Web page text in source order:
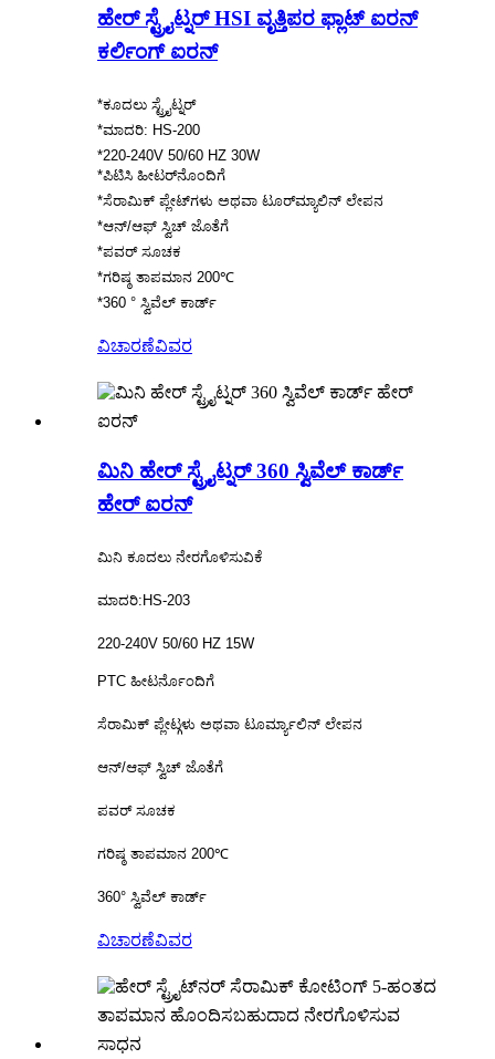
ಹೇರ್ ಸ್ಟ್ರೈಟ್ನರ್ HSI ವೃತ್ತಿಪರ ಫ್ಲಾಟ್ ಐರನ್
ಕರ್ಲಿಂಗ್ ಐರನ್
*ಕೂದಲು ಸ್ಟ್ರೈಟ್ನರ್
*ಮಾದರಿ: HS-200
*220-240V 50/60 HZ 30W
*ಪಿಟಿಸಿ ಹೀಟರ್‌ನೊಂದಿಗೆ
*ಸೆರಾಮಿಕ್ ಪ್ಲೇಟ್‌ಗಳು ಅಥವಾ ಟೂರ್‌ಮ್ಯಾಲಿನ್ ಲೇಪನ
*ಆನ್/ಆಫ್ ಸ್ವಿಚ್ ಜೊತೆಗೆ
*ಪವರ್ ಸೂಚಕ
*ಗರಿಷ್ಠ ತಾಪಮಾನ 200℃
*360 ° ಸ್ವಿವೆಲ್ ಕಾರ್ಡ್
ವಿಚಾರಣೆವಿವರ
ಮಿನಿ ಹೇರ್ ಸ್ಟ್ರೈಟ್ನರ್ 360 ಸ್ವಿವೆಲ್ ಕಾರ್ಡ್
ಹೇರ್ ಐರನ್
ಮಿನಿ ಕೂದಲು ನೇರಗೊಳಿಸುವಿಕೆ
ಮಾದರಿ:HS-203
220-240V 50/60 HZ 15W
PTC ಹೀಟರ್ನೊಂದಿಗೆ
ಸೆರಾಮಿಕ್ ಪ್ಲೇಟ್ಗಳು ಅಥವಾ ಟೂರ್ಮ್ಯಾಲಿನ್ ಲೇಪನ
ಆನ್/ಆಫ್ ಸ್ವಿಚ್ ಜೊತೆಗೆ
ಪವರ್ ಸೂಚಕ
ಗರಿಷ್ಠ ತಾಪಮಾನ 200℃
360° ಸ್ವಿವೆಲ್ ಕಾರ್ಡ್
ವಿಚಾರಣೆವಿವರ